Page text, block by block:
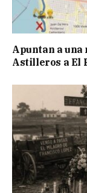
Apuntan a una
Astilleros a El